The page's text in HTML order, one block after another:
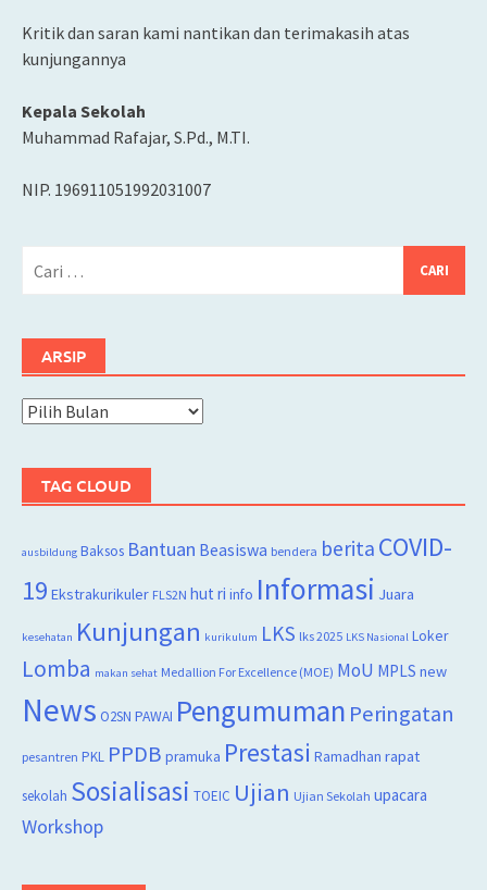
Kritik dan saran kami nantikan dan terimakasih atas
kunjungannya
Kepala Sekolah
Muhammad Rafajar, S.Pd., M.TI.
NIP. 196911051992031007
ARSIP
Arsip
TAG CLOUD
ausbildung Baksos Bantuan Beasiswa bendera berita COVID-
19 Ekstrakurikuler FLS2N hut ri info Informasi Juara
kesehatan Kunjungan kurikulum LKS lks 2025 LKS Nasional Loker
Lomba makan sehat Medallion For Excellence (MOE) MoU MPLS new
News O2SN PAWAI Pengumuman Peringatan
pesantren PKL PPDB pramuka Prestasi Ramadhan rapat
sekolah Sosialisasi TOEIC Ujian Ujian Sekolah upacara
Workshop